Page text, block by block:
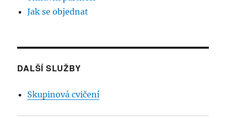
Jak se objednat
DALŠÍ SLUŽBY
Skupinová cvičení